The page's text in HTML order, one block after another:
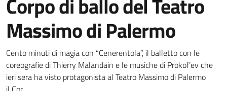
Corpo di ballo del Teatro
Massimo di Palermo
Dettagli della notizia
Cento minuti di magia con “Cenerentola”, il balletto con le
coreografie di Thierry Malandain e le musiche di Prokof’ev che
ieri sera ha visto protagonista al Teatro Massimo di Palermo